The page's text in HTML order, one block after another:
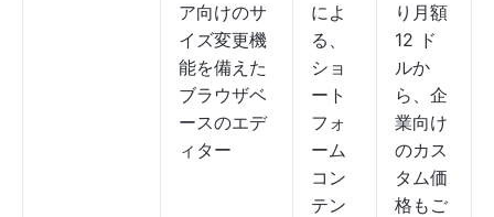
ア向けのサ
イズ変更機
能を備えた
ブラウザベ
ースのエデ
ィター
によ
る、
ショ
ート
フォ
ーム
コン
テン
り月額
12 ド
ルか
ら、企
業向け
のカス
タム価
格もご